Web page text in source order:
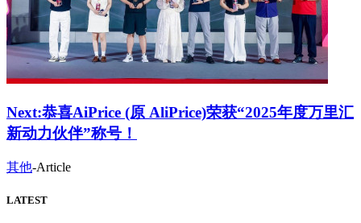
Next:恭喜AiPrice (原 AliPrice)荣获“2025年度万里汇
新动力伙伴”称号！
其他-Article
LATEST